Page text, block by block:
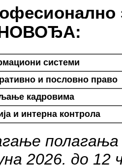
системи
и пословно право
кадровима
и интерна контрола
2026. до 12